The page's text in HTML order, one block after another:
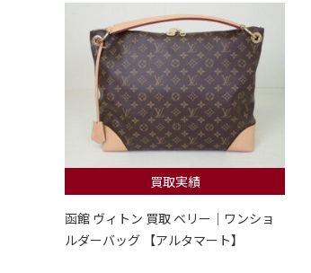
買取実績
函館 ヴィトン 買取 ベリー｜ワンショ
ルダーバッグ 【アルタマート】